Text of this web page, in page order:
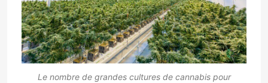
Le nombre de grandes cultures de cannabis pour